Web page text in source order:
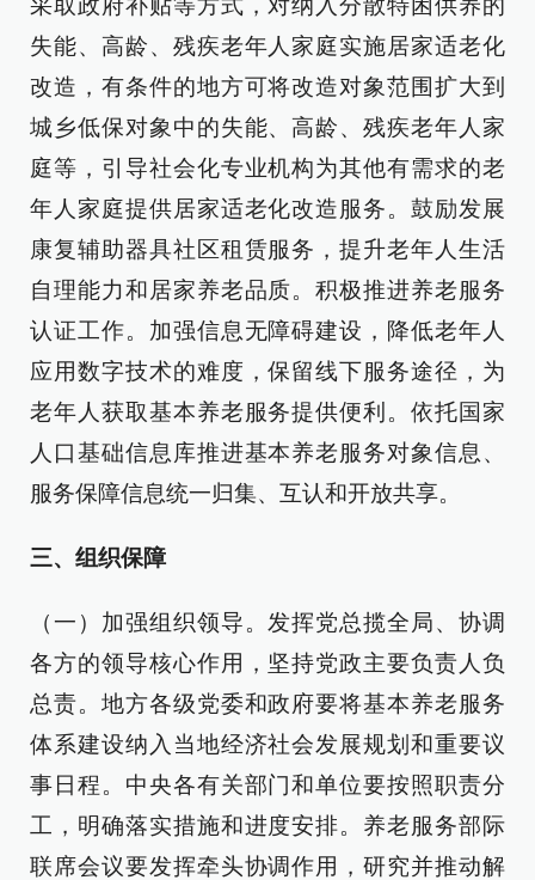
采取政府补贴等方式，对纳入分散特困供养的
失能、高龄、残疾老年人家庭实施居家适老化
改造，有条件的地方可将改造对象范围扩大到
城乡低保对象中的失能、高龄、残疾老年人家
庭等，引导社会化专业机构为其他有需求的老
年人家庭提供居家适老化改造服务。鼓励发展
康复辅助器具社区租赁服务，提升老年人生活
自理能力和居家养老品质。积极推进养老服务
认证工作。加强信息无障碍建设，降低老年人
应用数字技术的难度，保留线下服务途径，为
老年人获取基本养老服务提供便利。依托国家
人口基础信息库推进基本养老服务对象信息、
服务保障信息统一归集、互认和开放共享。
三、组织保障
（一）加强组织领导。发挥党总揽全局、协调
各方的领导核心作用，坚持党政主要负责人负
总责。地方各级党委和政府要将基本养老服务
体系建设纳入当地经济社会发展规划和重要议
事日程。中央各有关部门和单位要按照职责分
工，明确落实措施和进度安排。养老服务部际
联席会议要发挥牵头协调作用，研究并推动解